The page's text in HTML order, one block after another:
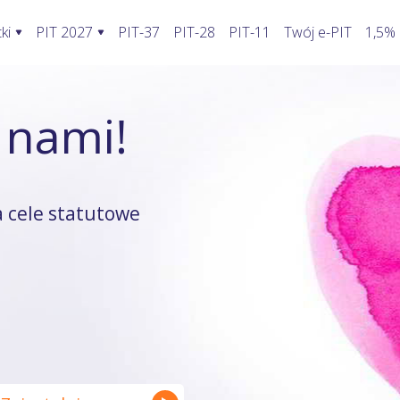
fakturę w KSeF?
stwarza KSeF?
a KSeF
faktury do KSeF
Kalkulator wynagrodzeń
Kalkulator walut
Kalkulator odsetek PIT
Kalkulator rozliczenia
Kalkulator zwrotu podatku
Kalkulator kilometrówki
PIT 2027
PIT-28
37
Koszty uzyskania przychodu
Koszty uzyskania przychodu twórcy
Odliczenie składki zdrowotnej
Działalność nierejestrowana
Wybór formy opodatkowania
PIT-37 PIT-28 PIT-11 Twój e-PIT 1,5%
cele statutowe